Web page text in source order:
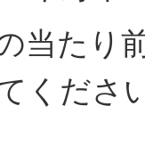
当たり
くださ